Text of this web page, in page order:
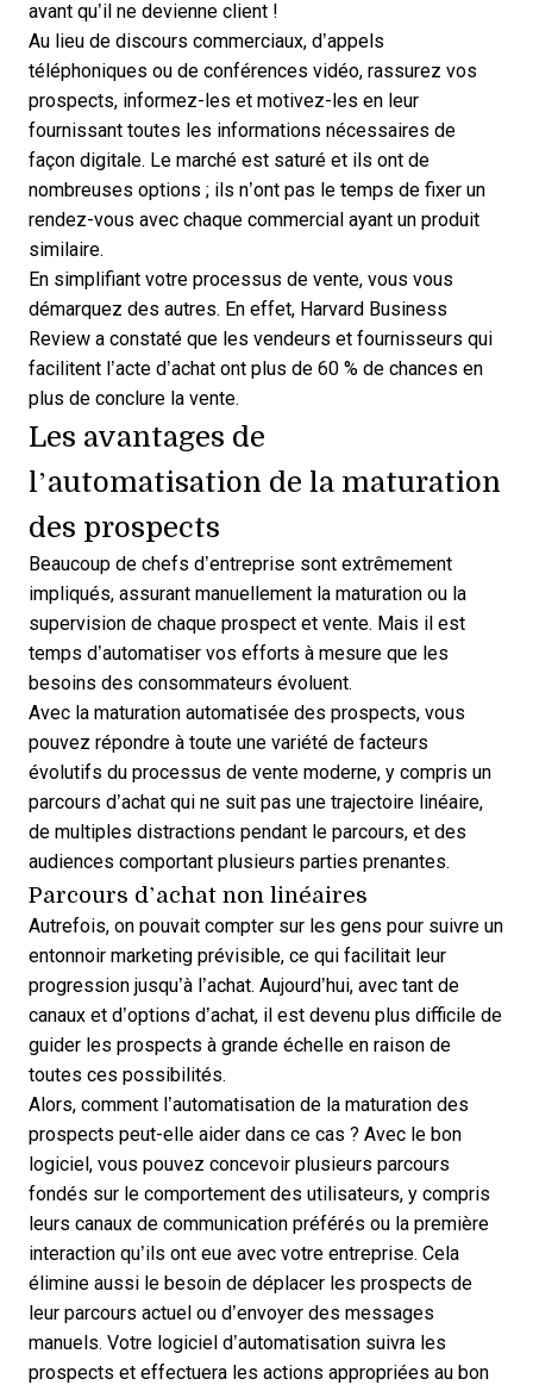
avant qu’il ne devienne client !
Au lieu de discours commerciaux, d’appels
téléphoniques ou de conférences vidéo, rassurez vos
prospects, informez-les et motivez-les en leur
fournissant toutes les informations nécessaires de
façon digitale. Le marché est saturé et ils ont de
nombreuses options ; ils n’ont pas le temps de fixer un
rendez-vous avec chaque commercial ayant un produit
similaire.
En simplifiant votre processus de vente, vous vous
démarquez des autres. En effet, Harvard Business
Review a constaté que les vendeurs et fournisseurs qui
facilitent l’acte d’achat ont plus de 60 % de chances en
plus de conclure la vente.
Les avantages de
l’automatisation de la maturation
des prospects
Beaucoup de chefs d’entreprise sont extrêmement
impliqués, assurant manuellement la maturation ou la
supervision de chaque prospect et vente. Mais il est
temps d’automatiser vos efforts à mesure que les
besoins des consommateurs évoluent.
Avec la maturation automatisée des prospects, vous
pouvez répondre à toute une variété de facteurs
évolutifs du processus de vente moderne, y compris un
parcours d’achat qui ne suit pas une trajectoire linéaire,
de multiples distractions pendant le parcours, et des
audiences comportant plusieurs parties prenantes.
Parcours d’achat non linéaires
Autrefois, on pouvait compter sur les gens pour suivre un
entonnoir marketing prévisible, ce qui facilitait leur
progression jusqu’à l’achat. Aujourd’hui, avec tant de
canaux et d’options d’achat, il est devenu plus difficile de
guider les prospects à grande échelle en raison de
toutes ces possibilités.
Alors, comment l’automatisation de la maturation des
prospects peut-elle aider dans ce cas ? Avec le bon
logiciel, vous pouvez concevoir plusieurs parcours
fondés sur le comportement des utilisateurs, y compris
leurs canaux de communication préférés ou la première
interaction qu’ils ont eue avec votre entreprise. Cela
élimine aussi le besoin de déplacer les prospects de
leur parcours actuel ou d’envoyer des messages
manuels. Votre logiciel d’automatisation suivra les
prospects et effectuera les actions appropriées au bon